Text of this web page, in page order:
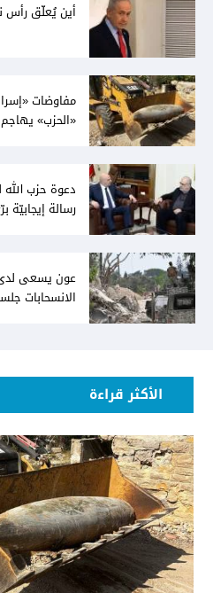
أين يُعلّق رأس
مفاوضات
«الحزب»
دعوة حزب الله
رسالة
عون يسعى لدى
الانسحابات
الأكثر قراءة